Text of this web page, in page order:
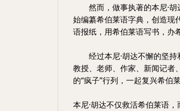
然而，做事执著的本尼·胡
始编纂希伯莱语字典，创造现
语报纸，用希伯莱语写书，办
经过本尼·胡达不懈的坚持
教授、老师、作家、新闻记者
的“疯子”行列，一起复兴希伯莱
本尼·胡达不仅救活希伯莱语